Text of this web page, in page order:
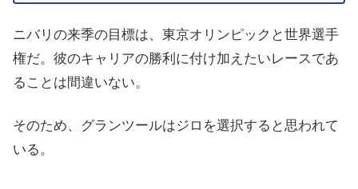
ニバリの来季の目標は、東京オリンピックと世界選手
権だ。彼のキャリアの勝利に付け加えたいレースであ
ることは間違いない。
そのため、グランツールはジロを選択すると思われて
いる。